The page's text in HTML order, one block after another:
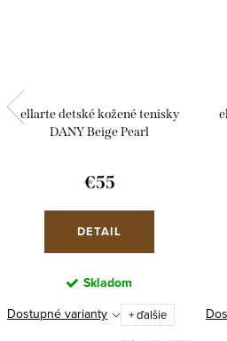
ellarte detské kožené tenisky
DANY Beige Pearl
€55
DETAIL
Skladom
Dostupné varianty + ďalšie